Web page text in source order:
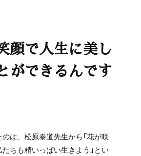
顔で人生に美し
ができるんです
は、松原泰道先生から「花が咲
ちも精いっぱい生きよう」とい